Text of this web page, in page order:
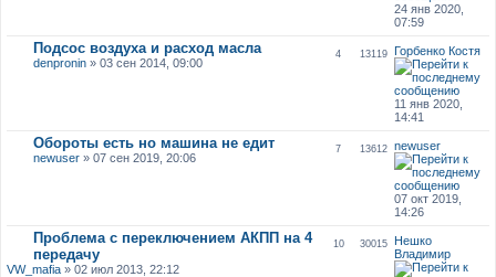
24 янв 2020,
07:59
Подсос воздуха и расход масла
denpronin» 03 сен 2014, 09:00
4 13119 Горбенко Костя
11 янв 2020,
14:41
Обороты есть но машина не едит
newuser» 07 сен 2019, 20:06
7 13612 newuser
07 окт 2019,
14:26
Проблема с переключением АКПП на 4
передачу
VW_mafia» 02 июл 2013, 22:12
10 30015
Нешко
Владимир